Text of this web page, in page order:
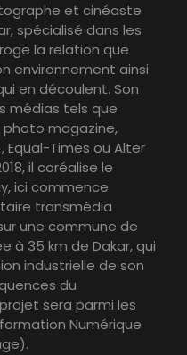
et cinéaste
spécialisé dans les
la relation que
environnement ainsi
en découlent. Son
médias tels que
photo magazine,
Times ou Alter
il coréalise le
ici commence
transmédia
une commune de
à 35 km de Dakar, qui
industrielle de son
du
sera parmi les
Numérique